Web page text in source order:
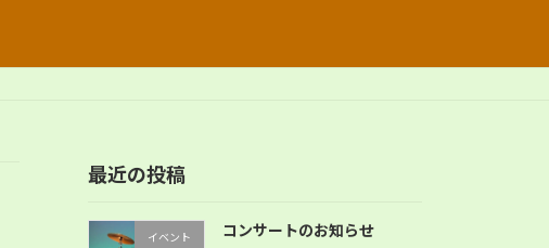
最近の投稿
イベント コンサートのお知らせ